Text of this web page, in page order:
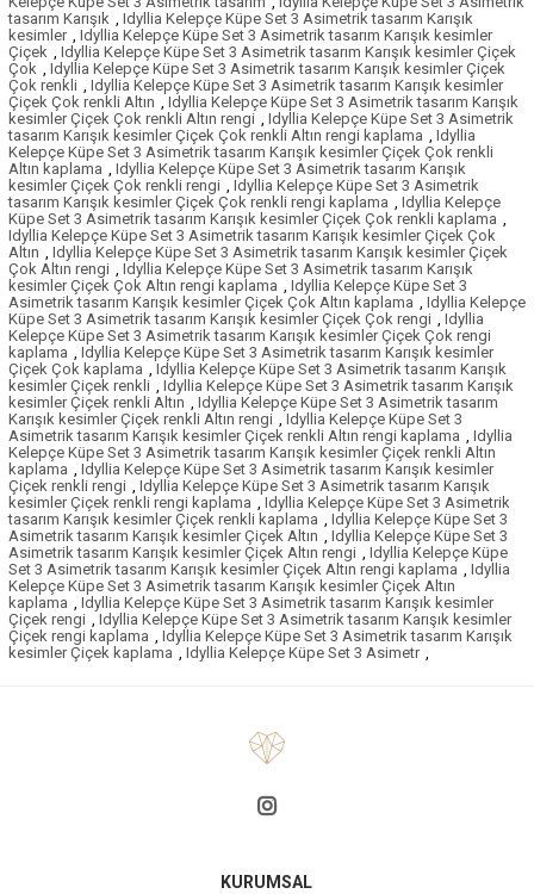
tasarım Karışık , Idyllia Kelepçe Küpe Set 3 Asimetrik tasarım Karışık
kesimler , Idyllia Kelepçe Küpe Set 3 Asimetrik tasarım Karışık kesimler
Çiçek , Idyllia Kelepçe Küpe Set 3 Asimetrik tasarım Karışık kesimler Çiçek
Çok , Idyllia Kelepçe Küpe Set 3 Asimetrik tasarım Karışık kesimler Çiçek
Çok renkli , Idyllia Kelepçe Küpe Set 3 Asimetrik tasarım Karışık kesimler
Çiçek Çok renkli Altın , Idyllia Kelepçe Küpe Set 3 Asimetrik tasarım Karışık
kesimler Çiçek Çok renkli Altın rengi , Idyllia Kelepçe Küpe Set 3 Asimetrik
tasarım Karışık kesimler Çiçek Çok renkli Altın rengi kaplama , Idyllia
Kelepçe Küpe Set 3 Asimetrik tasarım Karışık kesimler Çiçek Çok renkli
Altın kaplama , Idyllia Kelepçe Küpe Set 3 Asimetrik tasarım Karışık
kesimler Çiçek Çok renkli rengi , Idyllia Kelepçe Küpe Set 3 Asimetrik
tasarım Karışık kesimler Çiçek Çok renkli rengi kaplama , Idyllia Kelepçe
Küpe Set 3 Asimetrik tasarım Karışık kesimler Çiçek Çok renkli kaplama ,
Idyllia Kelepçe Küpe Set 3 Asimetrik tasarım Karışık kesimler Çiçek Çok
Altın , Idyllia Kelepçe Küpe Set 3 Asimetrik tasarım Karışık kesimler Çiçek
Çok Altın rengi , Idyllia Kelepçe Küpe Set 3 Asimetrik tasarım Karışık
kesimler Çiçek Çok Altın rengi kaplama , Idyllia Kelepçe Küpe Set 3
Asimetrik tasarım Karışık kesimler Çiçek Çok Altın kaplama , Idyllia Kelepçe
Küpe Set 3 Asimetrik tasarım Karışık kesimler Çiçek Çok rengi , Idyllia
Kelepçe Küpe Set 3 Asimetrik tasarım Karışık kesimler Çiçek Çok rengi
kaplama , Idyllia Kelepçe Küpe Set 3 Asimetrik tasarım Karışık kesimler
Çiçek Çok kaplama , Idyllia Kelepçe Küpe Set 3 Asimetrik tasarım Karışık
kesimler Çiçek renkli , Idyllia Kelepçe Küpe Set 3 Asimetrik tasarım Karışık
kesimler Çiçek renkli Altın , Idyllia Kelepçe Küpe Set 3 Asimetrik tasarım
Karışık kesimler Çiçek renkli Altın rengi , Idyllia Kelepçe Küpe Set 3
Asimetrik tasarım Karışık kesimler Çiçek renkli Altın rengi kaplama , Idyllia
Kelepçe Küpe Set 3 Asimetrik tasarım Karışık kesimler Çiçek renkli Altın
kaplama , Idyllia Kelepçe Küpe Set 3 Asimetrik tasarım Karışık kesimler
Çiçek renkli rengi , Idyllia Kelepçe Küpe Set 3 Asimetrik tasarım Karışık
kesimler Çiçek renkli rengi kaplama , Idyllia Kelepçe Küpe Set 3 Asimetrik
tasarım Karışık kesimler Çiçek renkli kaplama , Idyllia Kelepçe Küpe Set 3
Asimetrik tasarım Karışık kesimler Çiçek Altın , Idyllia Kelepçe Küpe Set 3
Asimetrik tasarım Karışık kesimler Çiçek Altın rengi , Idyllia Kelepçe Küpe
Set 3 Asimetrik tasarım Karışık kesimler Çiçek Altın rengi kaplama , Idyllia
Kelepçe Küpe Set 3 Asimetrik tasarım Karışık kesimler Çiçek Altın
kaplama , Idyllia Kelepçe Küpe Set 3 Asimetrik tasarım Karışık kesimler
Çiçek rengi , Idyllia Kelepçe Küpe Set 3 Asimetrik tasarım Karışık kesimler
Çiçek rengi kaplama , Idyllia Kelepçe Küpe Set 3 Asimetrik tasarım Karışık
kesimler Çiçek kaplama , Idyllia Kelepçe Küpe Set 3 Asimetr ,
KURUMSAL